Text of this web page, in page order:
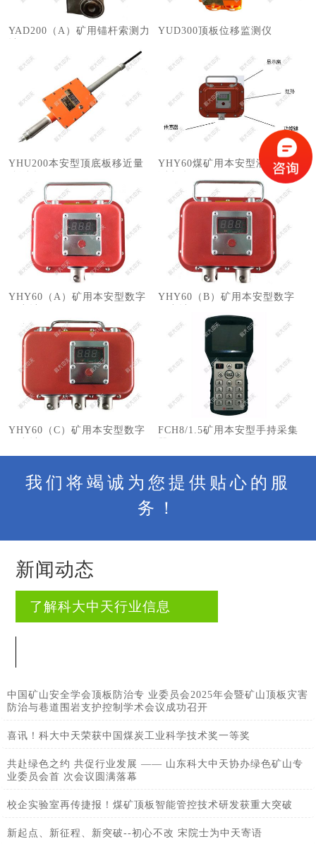
YAD200（A）矿用锚杆索测力
​YUD300顶板位移监测仪
YHU200本安型顶底板移近量
YHY60煤矿用本安型液压支架
YHY60（A）矿用本安型数字
YHY60（B）矿用本安型数字
YHY60（C）矿用本安型数字
FCH8/1.5矿用本安型手持采集
我们将竭诚为您提供贴心的服
务！
新闻动态
了解科大中天行业信息
中国矿山安全学会顶板防治专 业委员会2025年会暨矿山顶板灾害
防治与巷道围岩支护控制学术会议成功召开
喜讯！科大中天荣获中国煤炭工业科学技术奖一等奖
共赴绿色之约 共促行业发展 —— 山东科大中天协办绿色矿山专
业委员会首 次会议圆满落幕
校企实验室再传捷报！煤矿顶板智能管控技术研发获重大突破
新起点、新征程、新突破--初心不改 宋院士为中天寄语